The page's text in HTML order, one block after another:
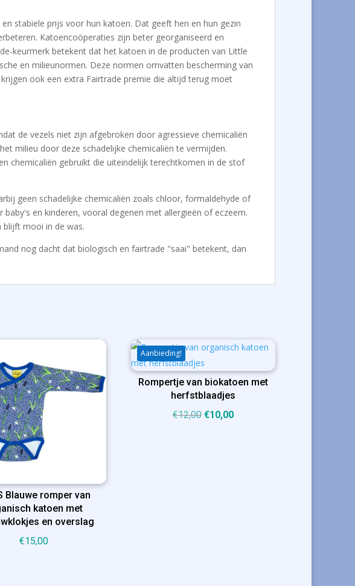
stabiele prijs voor hun katoen. Dat geeft hen en hun gezin
Katoencoöperaties zijn beter georganiseerd en
keurmerk betekent dat het katoen in de producten van Little
en milieunormen. Deze normen omvatten bescherming van
ook een extra Fairtrade premie die altijd terug moet
de vezels niet zijn afgebroken door agressieve chemicaliën
milieu door deze schadelijke chemicaliën te vermijden.
chemicaliën gebruikt die uiteindelijk terechtkomen in de stof
geen schadelijke chemicaliën zoals chloor, formaldehyde of
en kinderen, vooral degenen met allergieën of eczeem.
blijft mooi in de was.
nog dacht dat biologisch en fairtrade "saai" betekent, dan
Blauwe romper van
katoen met
en overslag
€15,00
Aanbieding!
Rompertje van biokatoen met
herfstblaadjes
€12,00 Oorspronkelijke
€10,00Huidige